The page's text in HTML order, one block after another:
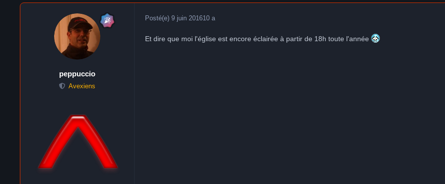
peppuccio
Avexiens
Posté(e) 9 juin 201610 a
Et dire que moi l'église est encore éclairée à partir de 18h toute l'année